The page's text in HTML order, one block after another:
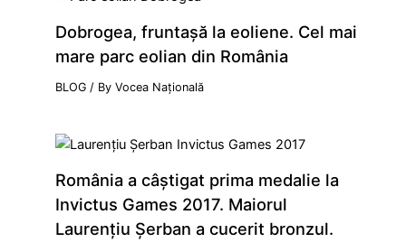
Dobrogea, fruntaşă la eoliene. Cel mai
mare parc eolian din România
BLOG / ByVocea Națională
România a câştigat prima medalie la
Invictus Games 2017. Maiorul
Laurenţiu Şerban a cucerit bronzul.